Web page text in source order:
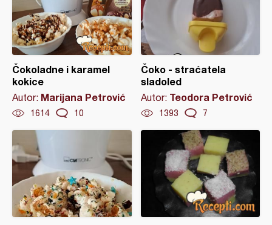
Čokoladne i karamel
kokice
Autor: Marijana Petrović
1614 10
Čoko - straćatela
sladoled
Autor: Teodora Petrović
1393 7